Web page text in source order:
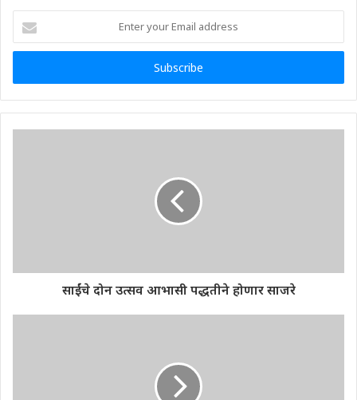
your
Email
साईंचे दोन उत्सव आभासी पद्धतीने होणार साजरे